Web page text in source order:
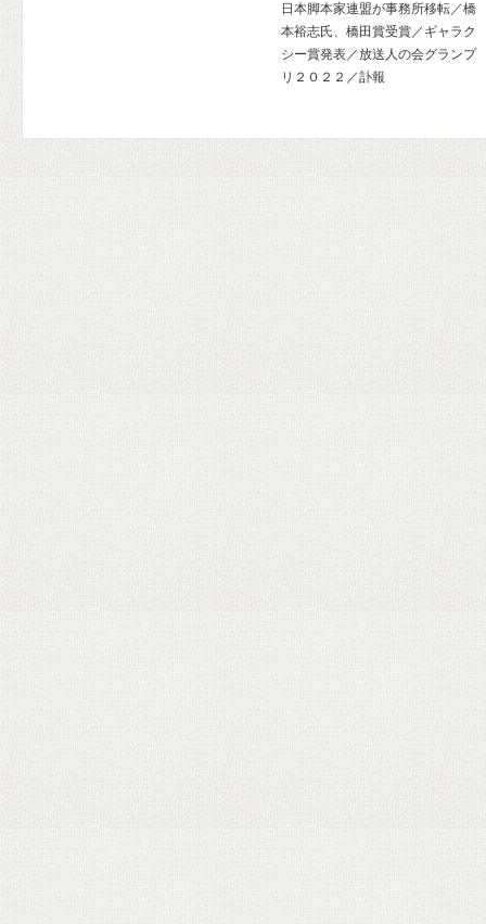
日本脚本家連盟が事務所移転／橋
本裕志氏、橋田賞受賞／ギャラク
シー賞発表／放送人の会グランプ
リ２０２２／訃報